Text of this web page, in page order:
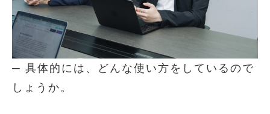
─ 具体的には、どんな使い方をしているので
しょうか。